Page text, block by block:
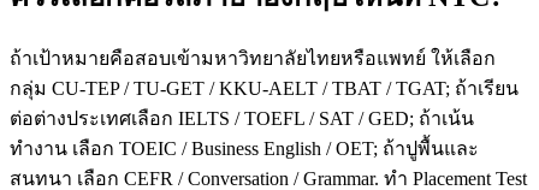
ถ้าเป้าหมายคือสอบเข้ามหาวิทยาลัยไทยหรือแพทย์ ให้เลือก
กลุ่ม CU-TEP / TU-GET / KKU-AELT / TBAT / TGAT; ถ้าเรียน
ต่อต่างประเทศเลือก IELTS / TOEFL / SAT / GED; ถ้าเน้น
ทำงาน เลือก TOEIC / Business English / OET; ถ้าปูพื้นและ
สนทนา เลือก CEFR / Conversation / Grammar. ทำ Placement Test